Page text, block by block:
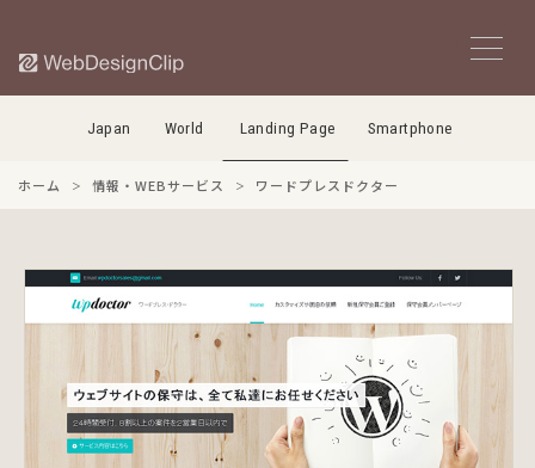
Japan World Landing Page Smartphone
ホーム 情報・WEBサービス ワードプレスドクター